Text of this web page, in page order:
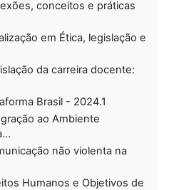
conceitos e práticas
em Ética, legislação e
da carreira docente:
Brasil - 2024.1
ao Ambiente
não violenta na
Humanos e Objetivos de